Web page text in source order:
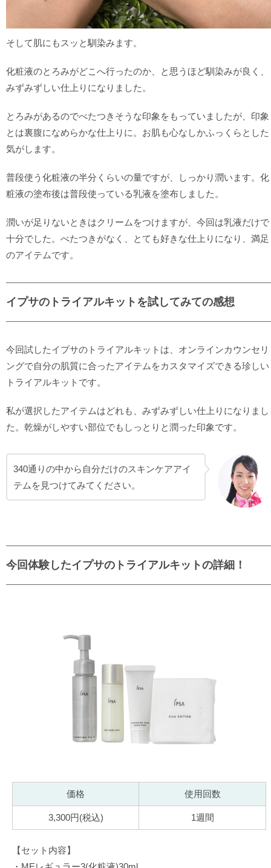
そして肌にもスッと馴染みます。
化粧液のとろみがどこへ行ったのか、と思うほど馴染みが良く、
みずみずしい仕上りになりました。
とろみがあるのでべたつきそうな印象をもっていましたが、印象
とは裏腹になめらかな仕上りに。お肌も心なしかふっくらとした
気がします。
普段使う化粧液の半分くらいの量ですが、しっかり潤います。化
粧液の塗布後は普段使っている乳液を塗布しました。
潤いが足りないときはクリームをつけますが、今回は乳液だけで
十分でした。べたつきがなく、とても好きな仕上りになり、満足
のアイテムです。
イプサのトライアルキットを試してみての感想
今回試したイプサのトライアルキットは、オンラインカウンセリ
ングで自分の肌質に合ったアイテムをカスタマイズできる珍しい
トライアルキットです。
私が選択したアイテムはどれも、みずみずしい仕上りになりまし
た。乾燥がしやすい部位でもしっとりと潤った印象です。
340通りの中から自分だけのスキンケアアイ
テムを見つけてみてください。
今回体験したイプサのトライアルキットの詳細！
価格 使用回数
3,300円(税込) 1週間
【セット内容】